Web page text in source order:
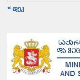
« დეკ